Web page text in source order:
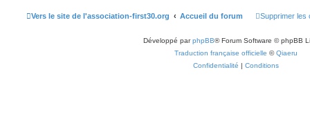
Vers le site de l'association-first30.org Accueil du forum Supprimer les
Développé parphpBB® Forum Software © phpBB
Traduction française officielle ©Qiaeru
Confidentialité | Conditions